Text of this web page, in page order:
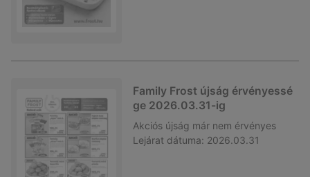
Family Frost újság érvényessé
ge 2026.03.31-ig
Akciós újság már nem érvényes
Lejárat dátuma: 2026.03.31